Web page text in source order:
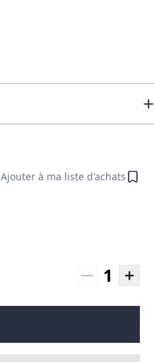
Ajouter à ma liste d'achats
1